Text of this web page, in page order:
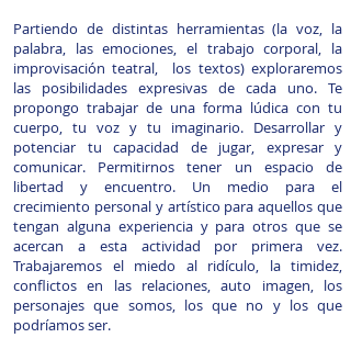
Partiendo de distintas herramientas (la voz, la
palabra, las emociones, el trabajo corporal, la
improvisación teatral, los textos) exploraremos
las posibilidades expresivas de cada uno. Te
propongo trabajar de una forma lúdica con tu
cuerpo, tu voz y tu imaginario. Desarrollar y
potenciar tu capacidad de jugar, expresar y
comunicar. Permitirnos tener un espacio de
libertad y encuentro. Un medio para el
crecimiento personal y artístico para aquellos que
tengan alguna experiencia y para otros que se
acercan a esta actividad por primera vez.
Trabajaremos el miedo al ridículo, la timidez,
conflictos en las relaciones, auto imagen, los
personajes que somos, los que no y los que
podríamos ser.